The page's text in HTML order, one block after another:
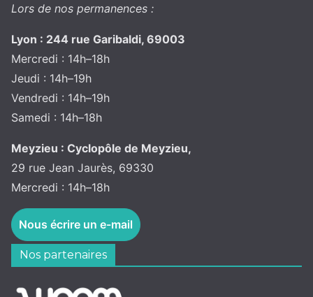
Lors de nos permanences :
Lyon : 244 rue Garibaldi, 69003
Mercredi : 14h–18h
Jeudi : 14h–19h
Vendredi : 14h–19h
Samedi : 14h–18h
Meyzieu : Cyclopôle de Meyzieu,
29 rue Jean Jaurès, 69330
Mercredi : 14h–18h
Nous écrire un e-mail
Nos partenaires